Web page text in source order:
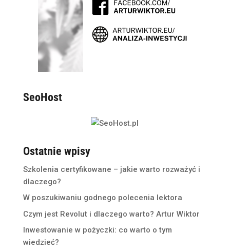
SeoHost
Ostatnie wpisy
Szkolenia certyfikowane – jakie warto rozważyć i
dlaczego?
W poszukiwaniu godnego polecenia lektora
Czym jest Revolut i dlaczego warto? Artur Wiktor
Inwestowanie w pożyczki: co warto o tym
wiedzieć?